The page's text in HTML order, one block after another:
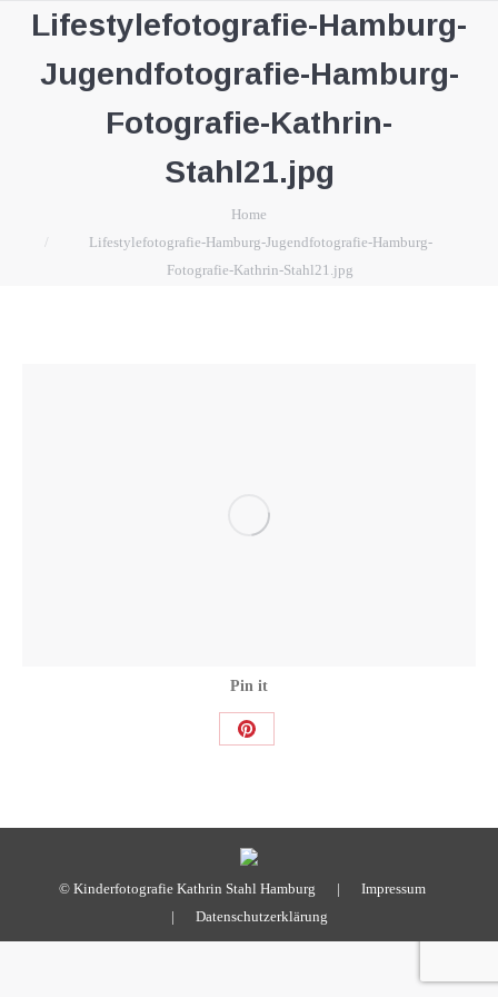
Lifestylefotografie-Hamburg-
Jugendfotografie-Hamburg-
Fotografie-Kathrin-
Stahl21.jpg
Home
Lifestylefotografie-Hamburg-Jugendfotografie-Hamburg-
Fotografie-Kathrin-Stahl21.jpg
Pin it
Share
© Kinderfotografie Kathrin Stahl Hamburg | Impressum
| Datenschutzerklärung